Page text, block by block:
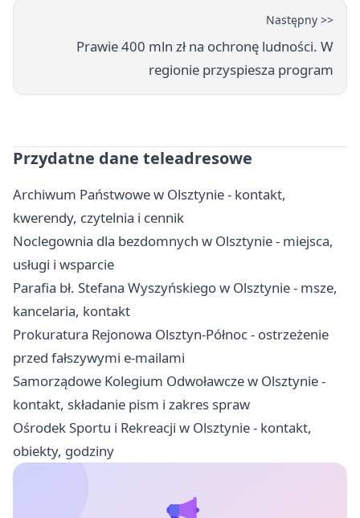
Następny >>
Prawie 400 mln zł na ochronę ludności. W
regionie przyspiesza program
Przydatne dane teleadresowe
Archiwum Państwowe w Olsztynie - kontakt,
kwerendy, czytelnia i cennik
Noclegownia dla bezdomnych w Olsztynie - miejsca,
usługi i wsparcie
Parafia bł. Stefana Wyszyńskiego w Olsztynie - msze,
kancelaria, kontakt
Prokuratura Rejonowa Olsztyn-Północ - ostrzeżenie
przed fałszywymi e-mailami
Samorządowe Kolegium Odwoławcze w Olsztynie -
kontakt, składanie pism i zakres spraw
Ośrodek Sportu i Rekreacji w Olsztynie - kontakt,
obiekty, godziny